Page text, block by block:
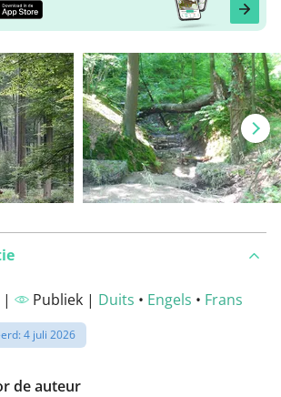
| Publiek | Duits • Engels • Frans
4 juli 2026
de auteur